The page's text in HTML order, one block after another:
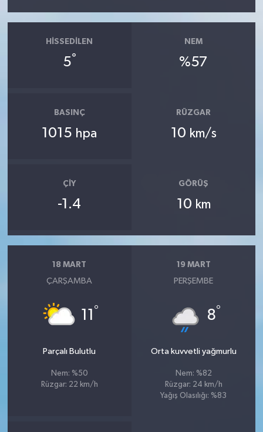
HISSEDILEN
5°
NEM
%57
BASINÇ
1015 hpa
RÜZGAR
10 km/s
ÇIY
-1.4
GÖRÜŞ
10 km
18 MART
ÇARŞAMBA
11 °
Parçalı Bulutlu
Nem: %50
Rüzgar: 22 km/h
19 MART
PERŞEMBE
8°
Orta kuvvetli yağmurlu
Nem: %82
Rüzgar: 24 km/h
Yağış Olasılığı: %83